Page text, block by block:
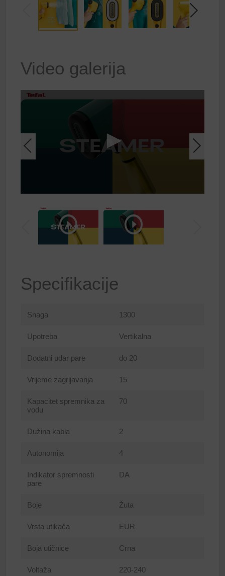
Video galerija
Specifikacije
Snaga 1300
Upotreba Vertikalna
Dodatni udar pare do 20
Vrijeme zagrijavanja 15
Kapacitet spremnika za
vodu
70
Dužina kabla 2
Autonomija 4
Indikator spremnosti
pare
DA
Boje Žuta
Vrsta utikača EUR
Boja utičnice Crna
Voltaža 220-240